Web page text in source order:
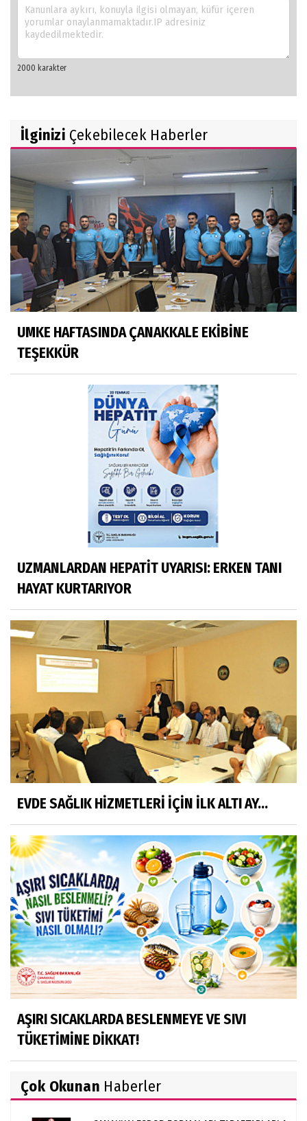
İlginizi Çekebilecek Haberler
UMKE HAFTASINDA ÇANAKKALE EKİBİNE
TEŞEKKÜR
UZMANLARDAN HEPATİT UYARISI: ERKEN TANI
HAYAT KURTARIYOR
EVDE SAĞLIK HİZMETLERİ İÇİN İLK ALTI AY...
AŞIRI SICAKLARDA BESLENMEYE VE SIVI
TÜKETİMİNE DİKKAT!
Çok Okunan Haberler